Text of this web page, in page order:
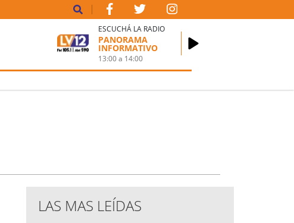
ESCUCHÁ LA RADIO
PANORAMA
INFORMATIVO
13:00a 14:00
LAS MAS LEÍDAS